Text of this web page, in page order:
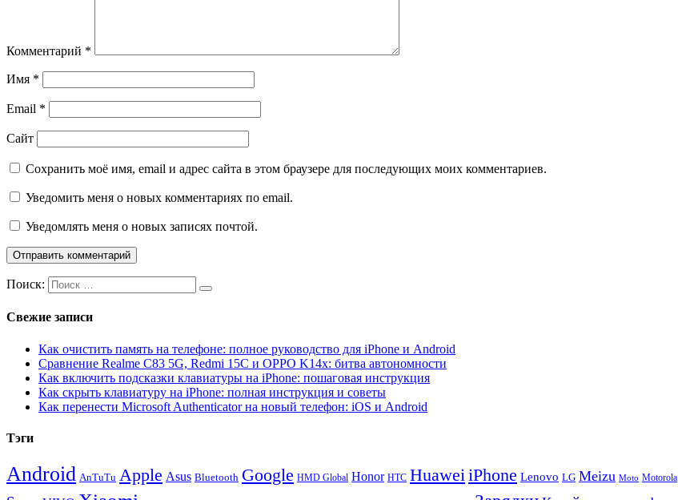
Комментарий *
Имя *
Email *
Сайт
Сохранить моё имя, email и адрес сайта в этом браузере для последующих моих комментариев.
Уведомить меня о новых комментариях по email.
Уведомлять меня о новых записях почтой.
Поиск:
Свежие записи
Как очистить память на телефоне: полное руководство для iPhone и Android
Сравнение Realme C83 5G, Redmi 15C и OPPO K14x: битва автономности
Как включить подсказки клавиатуры на iPhone: пошаговая инструкция
Как скрыть клавиатуру на iPhone: полная инструкция и советы
Как перенести Microsoft Authenticator на новый телефон: iOS и Android
Тэги
Android AnTuTu Apple Asus Bluetooth Google HMD Global Honor HTC HuaweiiPhone Lenovo LG Meizu Moto Motorola